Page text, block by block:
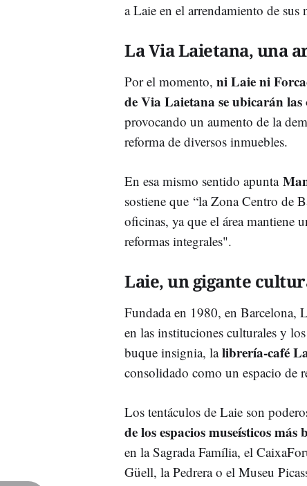
a Laie en el arrendamiento de sus
La Via Laietana, una
Por el momento, ni Laie ni
de Via Laietana se ubicarán las
provocando un aumento de la
reforma de diversos inmuebles.
En esa mismo sentido apunta
sostiene que “la Zona Centro de
oficinas, ya que el área mantiene
reformas integrales".
Laie, un gigante
Fundada en 1980, en Barcelona,
en las instituciones culturales y
buque insignia, lalibrería-café
consolidado como un espacio de
Los tentáculos de Laie son
de los espacios museísticos más
en la Sagrada Família, el
Güell, la Pedrera o el Museu